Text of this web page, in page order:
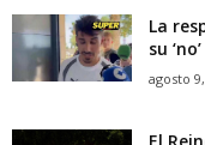
La
su
agosto
El